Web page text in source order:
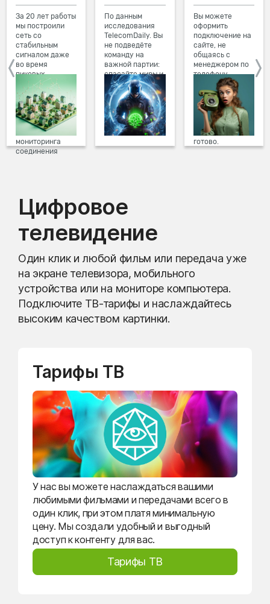
За 20 лет работы
мы построили
сеть со
стабильным
сигналом даже
во время
пиковых
нагрузок в
вечернее время.
Мы постоянно
обновляем наше
оборудование в
домах, а система
мониторинга
соединения
По данным
исследования
TelecomDaily. Вы
не подведёте
команду на
важной партии:
спасайте миры и
побеждайте с
друзьями в
онлайн-играх.
Вы можете
оформить
подключение на
сайте, не
общаясь с
менеджером по
телефону.
Просто в три
клика заполните
форму заявки на
сайте, выберите
дату и время
подключения,
готово.
Цифровое
телевидение
Один клик и любой фильм или передача уже
на экране телевизора, мобильного
устройства или на мониторе компьютера.
Подключите ТВ-тарифы и наслаждайтесь
высоким качеством картинки.
Тарифы ТВ
У нас вы можете наслаждаться вашими
любимыми фильмами и передачами всего в
один клик, при этом платя минимальную
цену. Мы создали удобный и выгодный
доступ к контенту для вас.
Тарифы ТВ